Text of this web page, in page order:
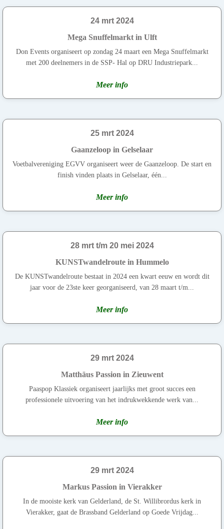
24 mrt 2024
Mega Snuffelmarkt in Ulft
Don Events organiseert op zondag 24 maart een Mega Snuffelmarkt
met 200 deelnemers in de SSP- Hal op DRU Industriepark...
Meer info
25 mrt 2024
Gaanzeloop in Gelselaar
Voetbalvereniging EGVV organiseert weer de Gaanzeloop. De start en
finish vinden plaats in Gelselaar, één...
Meer info
28 mrt t/m 20 mei 2024
KUNSTwandelroute in Hummelo
De KUNSTwandelroute bestaat in 2024 een kwart eeuw en wordt dit
jaar voor de 23ste keer georganiseerd, van 28 maart t/m...
Meer info
29 mrt 2024
Matthäus Passion in Zieuwent
Paaspop Klassiek organiseert jaarlijks met groot succes een
professionele uitvoering van het indrukwekkende werk van...
Meer info
29 mrt 2024
Markus Passion in Vierakker
In de mooiste kerk van Gelderland, de St. Willibrordus kerk in
Vierakker, gaat de Brassband Gelderland op Goede Vrijdag...